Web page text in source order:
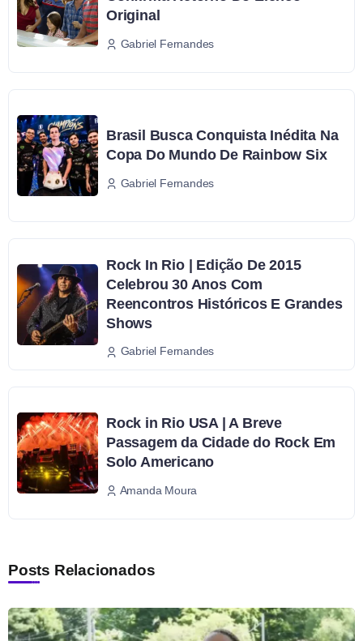
Original
Gabriel Fernandes
Brasil Busca Conquista Inédita Na
Copa Do Mundo De Rainbow Six
Gabriel Fernandes
Rock In Rio | Edição De 2015
Celebrou 30 Anos Com
Reencontros Históricos E Grandes
Shows
Gabriel Fernandes
Rock in Rio USA | A Breve
Passagem da Cidade do Rock Em
Solo Americano
Amanda Moura
Posts Relacionados